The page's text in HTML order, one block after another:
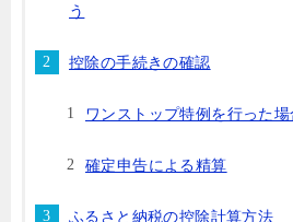
う
控除の手続きの確認
ワンストップ特例を行った
確定申告による精算
ふるさと納税の控除計算方法